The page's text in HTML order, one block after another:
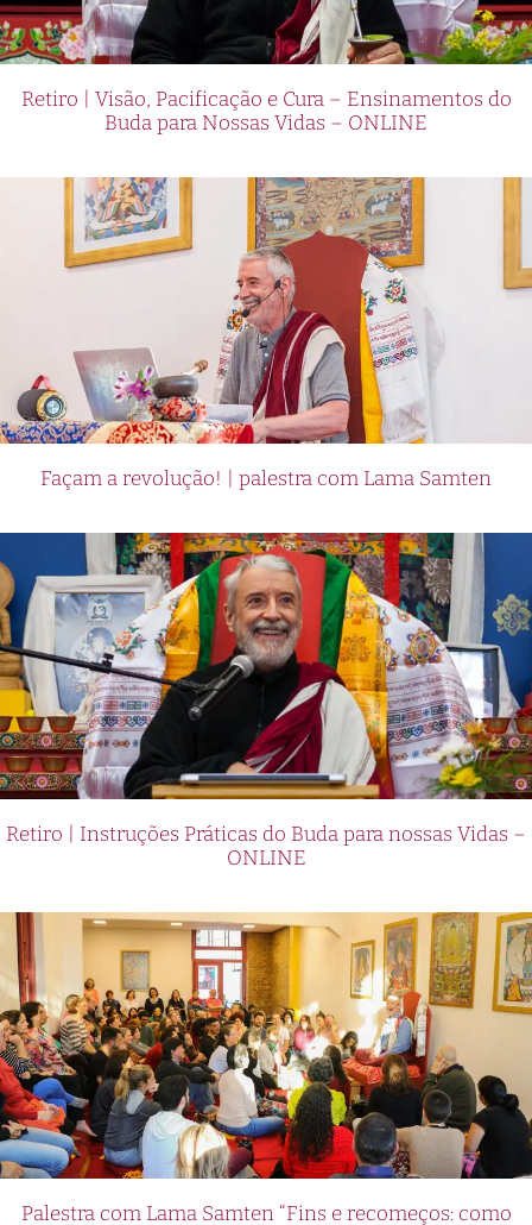
Retiro | Visão, Pacificação e Cura – Ensinamentos do
Buda para Nossas Vidas – ONLINE
Façam a revolução! | palestra com Lama Samten
Retiro | Instruções Práticas do Buda para nossas Vidas –
ONLINE
Palestra com Lama Samten “Fins e recomeços: como